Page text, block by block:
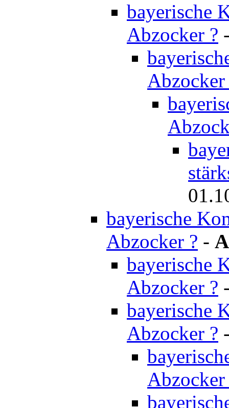
bayerische
Abzocker ?
Abzocker
bayerische
Abzocker ? -
bayerische
Abzocker ?
bayerische
Abzocker ?
Abzocker